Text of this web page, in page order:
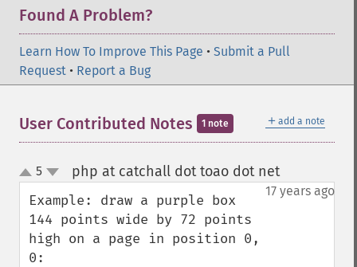
Found A Problem?
Learn How To Improve This Page • Submit a Pull
Request • Report a Bug
＋ add a note
User Contributed Notes 1 note
up
down
5 php at catchall dot toao dot net¶
17 years ago
Example: draw a purple box
144 points wide by 72 points
high on a page in position 0,
0: